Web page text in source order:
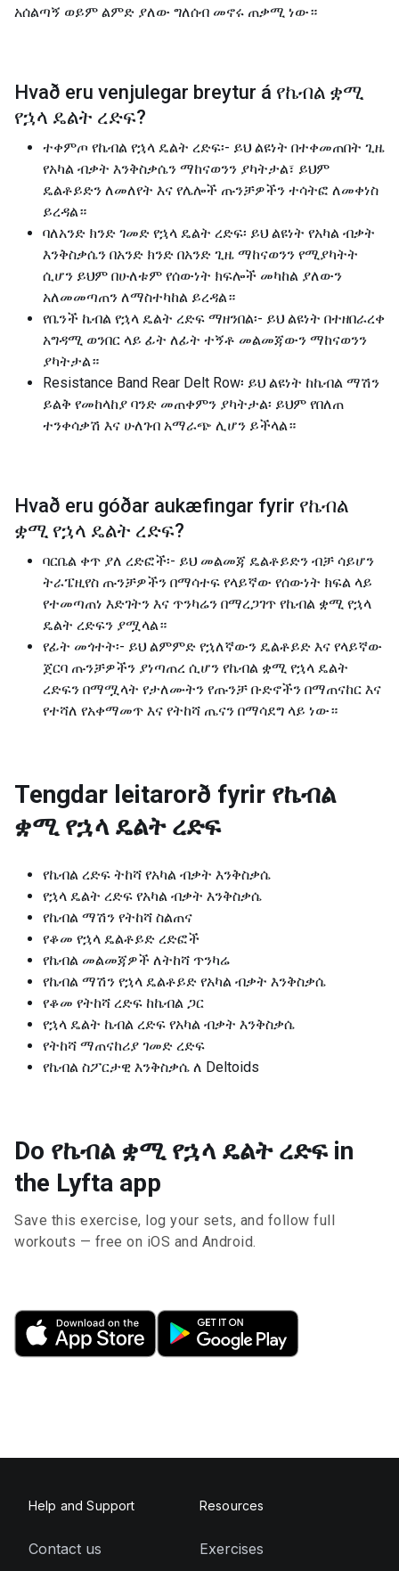
አሰልጣኝ ወይም ልምድ ያለው ግለሰብ መኖሩ ጠቃሚ ነው።
Hvað eru venjulegar breytur á የኬብል ቋሚ
የኋላ ዴልት ረድፍ?
ተቀምጦ የኬብል የኋላ ዴልት ረድፍ፡- ይህ ልዩነት በተቀመጠበት ጊዜ
የአካል ብቃት እንቅስቃሴን ማከናወንን ያካትታል፣ ይህም
ዴልቶይድን ለመለየት እና የሌሎች ጡንቻዎችን ተሳትፎ ለመቀነስ
ይረዳል።
ባለአንድ ክንድ ገመድ የኋላ ዴልት ረድፍ፡ ይህ ልዩነት የአካል ብቃት
እንቅስቃሴን በአንድ ክንድ በአንድ ጊዜ ማከናወንን የሚያካትት
ሲሆን ይህም በሁለቱም የሰውነት ክፍሎች መካከል ያለውን
አለመመጣጠን ለማስተካከል ይረዳል።
የቤንች ኬብል የኋላ ዴልት ረድፍ ማዘንበል፡- ይህ ልዩነት በተዘበራረቀ
አግዳሚ ወንበር ላይ ፊት ለፊት ተኝቶ መልመጃውን ማከናወንን
ያካትታል።
Resistance Band Rear Delt Row፡ ይህ ልዩነት ከኬብል ማሽን
ይልቅ የመከላከያ ባንድ መጠቀምን ያካትታል፡ ይህም የበለጠ
ተንቀሳቃሽ እና ሁለገብ አማራጭ ሊሆን ይችላል።
Hvað eru góðar aukæfingar fyrir የኬብል
ቋሚ የኋላ ዴልት ረድፍ?
ባርቤል ቀጥ ያለ ረድፎች፡- ይህ መልመጃ ዴልቶይድን ብቻ ​​ሳይሆን
ትራፔዚየስ ጡንቻዎችን በማሳተፍ የላይኛው የሰውነት ክፍል ላይ
የተመጣጠነ እድገትን እና ጥንካሬን በማረጋገጥ የኬብል ቋሚ የኋላ
ዴልት ረድፍን ያሟላል።
የፊት መጎተት፡- ይህ ልምምድ የኋለኛውን ዴልቶይድ እና የላይኛው
ጀርባ ጡንቻዎችን ያነጣጠረ ሲሆን የኬብል ቋሚ የኋላ ዴልት
ረድፍን በማሟላት የታለሙትን የጡንቻ ቡድኖችን በማጠናከር እና
የተሻለ የአቀማመጥ እና የትከሻ ጤናን በማሳደግ ላይ ነው።
Tengdar leitarorð fyrir የኬብል
ቋሚ የኋላ ዴልት ረድፍ
የኬብል ረድፍ ትከሻ የአካል ብቃት እንቅስቃሴ
የኋላ ዴልት ረድፍ የአካል ብቃት እንቅስቃሴ
የኬብል ማሽን የትከሻ ስልጠና
የቆመ የኋላ ዴልቶይድ ረድፎች
የኬብል መልመጃዎች ለትከሻ ጥንካሬ
የኬብል ማሽን የኋላ ዴልቶይድ የአካል ብቃት እንቅስቃሴ
የቆመ የትከሻ ረድፍ ከኬብል ጋር
የኋላ ዴልት ኬብል ረድፍ የአካል ብቃት እንቅስቃሴ
የትከሻ ማጠናከሪያ ገመድ ረድፍ
የኬብል ስፖርታዊ እንቅስቃሴ ለ Deltoids
Do የኬብል ቋሚ የኋላ ዴልት ረድፍ in
the Lyfta app
Save this exercise, log your sets, and follow full
workouts — free on iOS and Android.
Help and Support
Contact us
Resources
Exercises